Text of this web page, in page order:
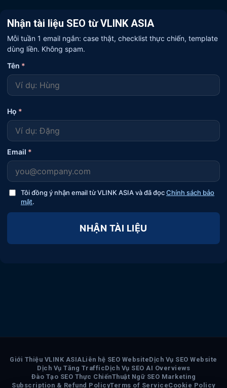
Nhận tài liệu SEO từ VLINK ASIA
Mỗi tuần 1 email ngắn: case thật, checklist thực chiến, template
dùng liền. Không spam.
Tên *
Họ *
Email *
Tôi đồng ý nhận email từ VLINK ASIA và đã đọcChính sách bảo
mật.
NHẬN TÀI LIỆU
Giới Thiệu VLINK ASIALiên hệ SEO WebsiteDịch Vụ SEO Website
Dịch Vụ Tăng TrafficDịch Vụ SEO AI Overviews
Đào Tạo SEO Thực ChiếnThuật Ngữ SEO Marketing
Subscription & Refund PolicyTerms of ServiceCookie Policy